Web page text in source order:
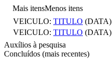
Mais itensMenos itens
VEICULO: TITULO (DATA)
VEICULO: TITULO (DATA)
Auxílios à pesquisa
Concluídos (mais recentes)